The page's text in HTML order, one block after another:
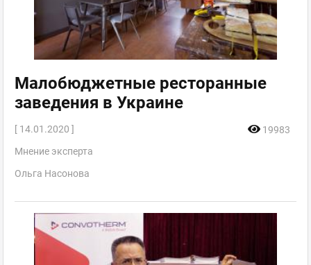
Малобюджетные ресторанные
заведения в Украине
[ 14.01.2020 ]
19983
Мнение эксперта
Ольга Насонова